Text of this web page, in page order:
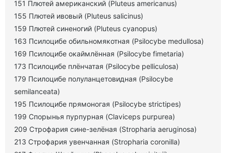
151 Плютей американский (Pluteus americanus)
155 Плютей ивовый (Pluteus salicinus)
159 Плютей синеногий (Pluteus cyanopus)
163 Псилоцибе обильномякотная (Psilocybe medullosa)
169 Псилоцибе окаймлённая (Psilocybe fimetaria)
173 Псилоцибе плёнчатая (Psilocybe pelliculosa)
179 Псилоцибе полуланцетовидная (Psilocybe
semilanceata)
195 Псилоцибе прямоногая (Psilocybe strictipes)
199 Спорынья пурпурная (Claviceps purpurea)
209 Строфария сине-зелёная (Stropharia aeruginosa)
213 Строфария увенчанная (Stropharia coronilla)